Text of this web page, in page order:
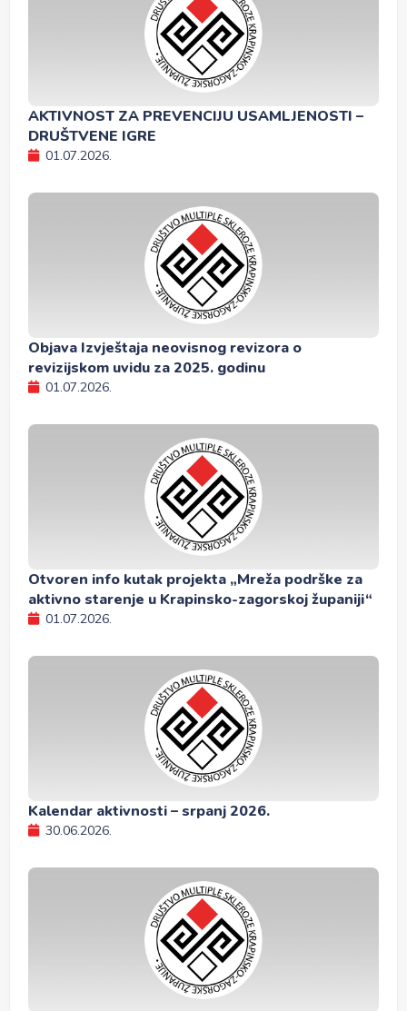
AKTIVNOST ZA PREVENCIJU USAMLJENOSTI –
DRUŠTVENE IGRE
01.07.2026.
Objava Izvještaja neovisnog revizora o
revizijskom uvidu za 2025. godinu
01.07.2026.
Otvoren info kutak projekta „Mreža podrške za
aktivno starenje u Krapinsko-zagorskoj županiji“
01.07.2026.
Kalendar aktivnosti – srpanj 2026.
30.06.2026.